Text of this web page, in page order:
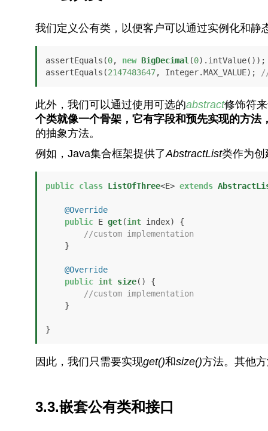
我们定义公有类，以便客户可以通过实例化和静
assertEquals(0, new BigDecimal(0
assertEquals(2147483647, Integer.MAX_VALUE);
此外，我们可以通过使用可选的abstract修饰符
个类就像一个骨架，它有字段和预先实现的方法
的抽象方法。
例如，Java集合框架提供了AbstractList类作为创
public class ListOfThree<E> extends
@Override
public E get(int index)
{
//custom implementation
@Override
public int size()
{
//custom implementation
}
因此，我们只需要实现get()和size()方法。其他
3.3.嵌套公有类和接口